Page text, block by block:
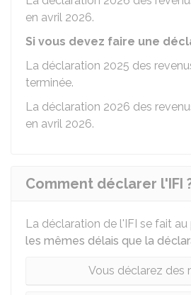
en avril 2026.
Si vous devez faire une
La déclaration 2025 des
terminée.
La déclaration 2026 des
en avril 2026.
Comment déclarer l'IFI
La déclaration de l'IFI se fait
les mêmes délais que la
Vous déclarez des